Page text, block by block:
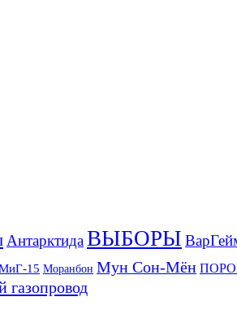
АнтарктидаВЫБОРЫ
15 Моранбон Мун Сон-Мён
газопровод